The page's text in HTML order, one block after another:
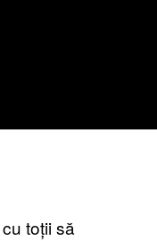
toții să